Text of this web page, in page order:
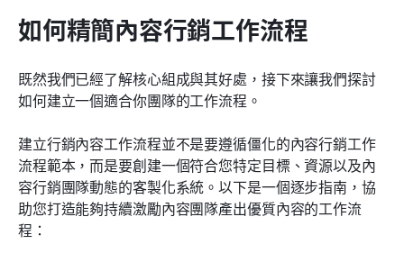
如何精簡內容行銷工作流程
既然我們已經了解核心組成與其好處，接下來讓我們探討
如何建立一個適合你團隊的工作流程。
建立行銷內容工作流程並不是要遵循僵化的內容行銷工作
流程範本，而是要創建一個符合您特定目標、資源以及內
容行銷團隊動態的客製化系統。以下是一個逐步指南，協
助您打造能夠持續激勵內容團隊產出優質內容的工作流
程：